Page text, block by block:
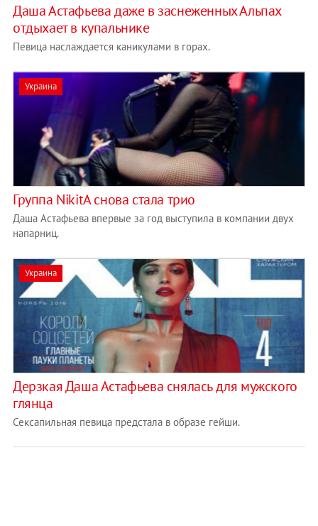
Даша Астафьева даже в заснеженных Альпах
отдыхает в купальнике
Певица наслаждается каникулами в горах.
Украина
Группа NikitA снова стала трио
Даша Астафьева впервые за год выступила в компании двух
напарниц.
Украина
Дерзкая Даша Астафьева снялась для мужского
глянца
Сексапильная певица предстала в образе гейши.